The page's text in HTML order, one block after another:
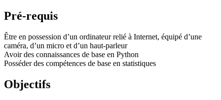
Pré-requis
Être en possession d’un ordinateur relié à Internet, équipé d’une
caméra, d’un micro et d’un haut-parleur
Avoir des connaissances de base en Python
Posséder des compétences de base en statistiques
Objectifs